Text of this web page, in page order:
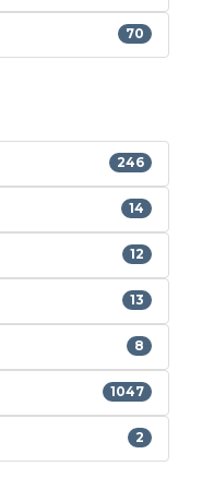
70
246
14
12
13
8
1047
2